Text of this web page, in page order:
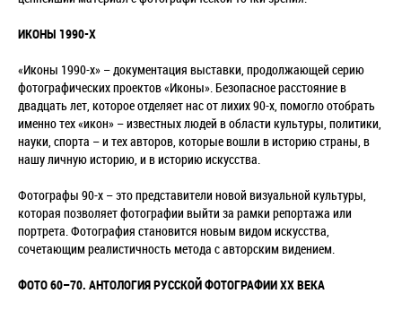
ИКОНЫ 1990-Х
«Иконы 1990-х» – документация выставки, продолжающей серию
фотографических проектов «Иконы». Безопасное расстояние в
двадцать лет, которое отделяет нас от лихих 90-х, помогло отобрать
именно тех «икон» – известных людей в области культуры, политики,
науки, спорта – и тех авторов, которые вошли в историю страны, в
нашу личную историю, и в историю искусства.
Фотографы 90-х – это представители новой визуальной культуры,
которая позволяет фотографии выйти за рамки репортажа или
портрета. Фотография становится новым видом искусства,
сочетающим реалистичность метода с авторским видением.
ФОТО 60–70. АНТОЛОГИЯ РУССКОЙ ФОТОГРАФИИ ХХ ВЕКА